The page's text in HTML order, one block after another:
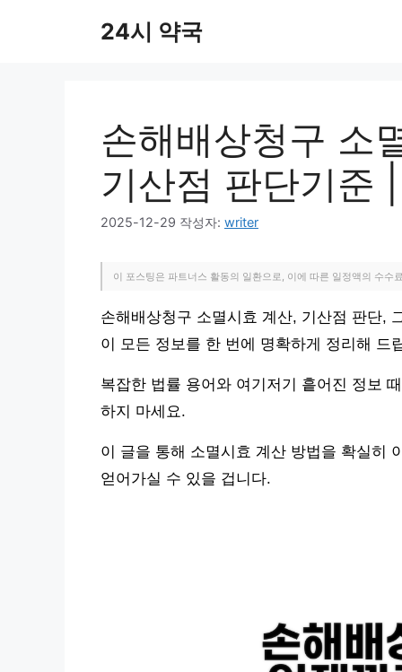
24시 약국
손해배상청구 소
기산점 판단기준
2025-12-29 작성자: writer
이 포스팅은 파트너스 활동의 일환으로, 이에 따른 일정액의 수수
손해배상청구 소멸시효 계산, 기산점 판단,
이 모든 정보를 한 번에 명확하게 정리해 드
복잡한 법률 용어와 여기저기 흩어진 정보
하지 마세요.
이 글을 통해 소멸시효 계산 방법을 확실히
얻어가실 수 있을 겁니다.